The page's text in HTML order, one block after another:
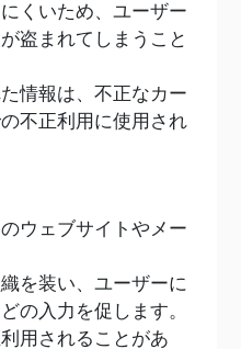
くいため、ユーザー
盗まれてしまうこと
情報は、不正なカー
不正利用に使用され
ウェブサイトやメー
を装い、ユーザーに
の入力を促します。
用されることがあ